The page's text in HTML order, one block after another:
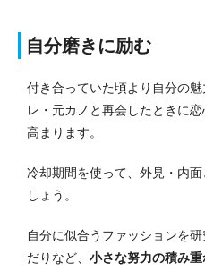
自分磨きに励む
付き合っていた頃より自分の
レ・元カノと再会したときに
高まります。
冷却期間を使って、外見・内
しょう 。
自分に似合うファッションを
だりなど、 小さな努力の積み